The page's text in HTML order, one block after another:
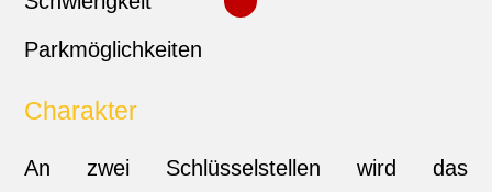
Parkmöglichkeiten
Charakter
An zwei Schlüsselstellen wird das